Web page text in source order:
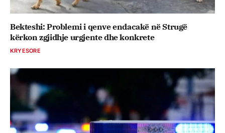
Bekteshi: Problemi i qenve endacakë në Strugë
kërkon zgjidhje urgjente dhe konkrete
KRYESORE